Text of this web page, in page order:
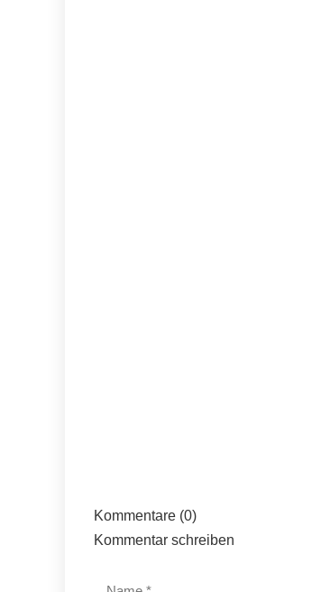
Kommentare (0)
Kommentar schreiben